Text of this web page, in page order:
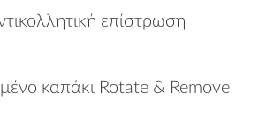
επίστρωση
καπάκι Rotate & Remove